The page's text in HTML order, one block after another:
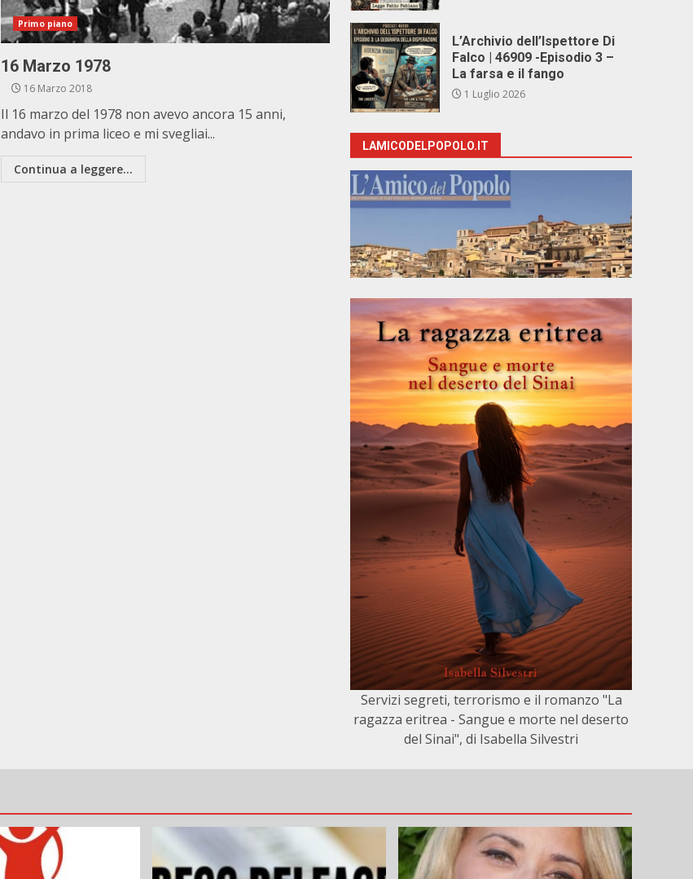
Primo piano
16 Marzo 1978
16 Marzo 2018
Il 16 marzo del 1978 non avevo ancora 15 anni,
andavo in prima liceo e mi svegliai...
Continua a leggere...
L’Archivio dell’Ispettore Di
Falco | 46909 -Episodio 3 –
La farsa e il fango
1 Luglio 2026
LAMICODELPOPOLO.IT
Servizi segreti, terrorismo e il romanzo "La
ragazza eritrea - Sangue e morte nel deserto
del Sinai", di Isabella Silvestri